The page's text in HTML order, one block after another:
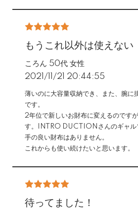
もうこれ以外は使えない
ころん 50代 女性
2021/11/21 20:44:55
薄いのに大容量収納でき、また、腕に
です。
2年位で新しいお財布に変えるのです
す。INTRO DUCTIONさんのギャル
手の良い財布はありません。
これからも使い続けたいと思います。
待ってました！